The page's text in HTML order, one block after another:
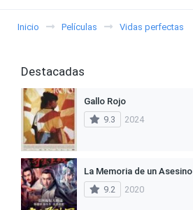
Inicio Películas Vidas perfectas
Destacadas
Gallo Rojo
9.3
2024
La Memoria de un Asesino
9.2
2020